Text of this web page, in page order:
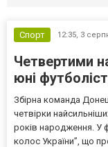
Спорт 12:35, 3
Четвертими
юні
Збірна команда
четвірки
років народження. У
колос України”, що